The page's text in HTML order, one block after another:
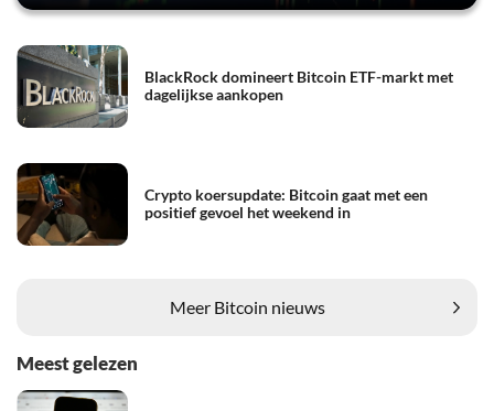
BlackRock domineert Bitcoin ETF-markt met
dagelijkse aankopen
Crypto koersupdate: Bitcoin gaat met een
positief gevoel het weekend in
Meer Bitcoin nieuws
Meest gelezen